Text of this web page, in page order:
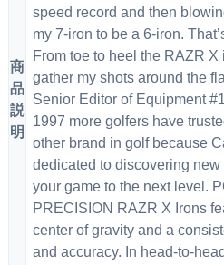
商
品
説
明
speed record and then
my 7-iron to be a 6-iron.
From toe to heel the RAZR
gather my shots around the
Senior Editor of Equipment
1997 more golfers have
other brand in golf because
dedicated to discovering
your game to the next level.
PRECISION RAZR X Irons
center of gravity and a
and accuracy. In head-to-